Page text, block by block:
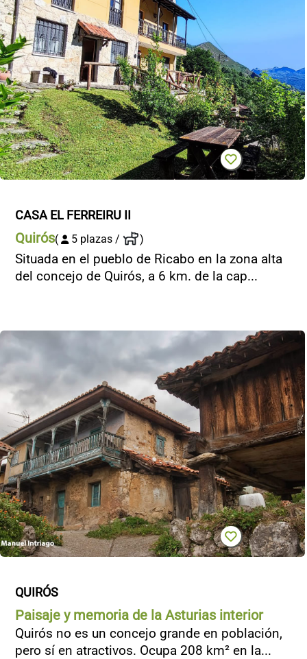
CASA EL FERREIRU II
Quirós( 5 plazas / )
Situada en el pueblo de Ricabo en la zona alta
del concejo de Quirós, a 6 km. de la cap...
QUIRÓS
Paisaje y memoria de la Asturias interior
Quirós no es un concejo grande en población,
pero sí en atractivos. Ocupa 208 km² en la...